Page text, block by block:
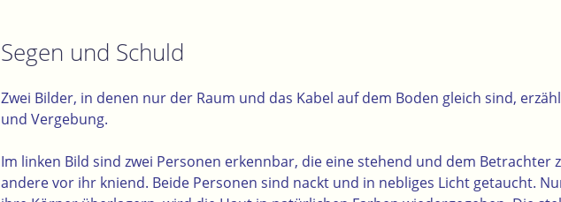
Segen und Schuld
Zwei Bilder, in denen nur der Raum und das Kabel auf dem Boden gleich sind,
und Vergebung.
Im linken Bild sind zwei Personen erkennbar, die eine stehend und dem Betrachter
andere vor ihr kniend. Beide Personen sind nackt und in nebliges Licht getaucht.